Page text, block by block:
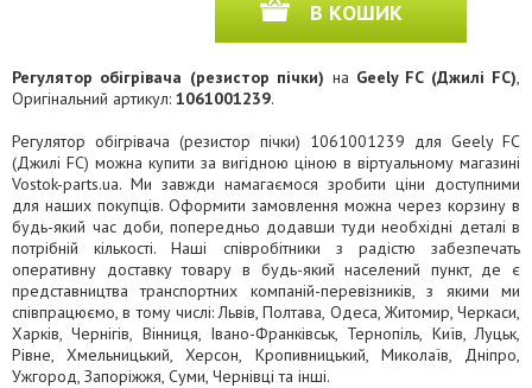
В КОШИК
Регулятор обігрівача (резистор пічки) на Geely FC (Джилі FC),
Оригінальний артикул: 1061001239.
Регулятор обігрівача (резистор пічки) 1061001239 для Geely FC
(Джилі FC) можна купити за вигідною ціною в віртуальному магазині
Vostok-parts.ua. Ми завжди намагаємося зробити ціни доступними
для наших покупців. Оформити замовлення можна через корзину в
будь-який час доби, попередньо додавши туди необхідні деталі в
потрібній кількості. Наші співробітники з радістю забезпечать
оперативну доставку товару в будь-який населений пункт, де є
представництва транспортних компаній-перевізників, з якими ми
співпрацюємо, в тому числі: Львів, Полтава, Одеса, Житомир, Черкаси,
Харків, Чернігів, Вінниця, Івано-Франківськ, Тернопіль, Київ, Луцьк,
Рівне, Хмельницький, Херсон, Кропивницький, Миколаїв, Дніпро,
Ужгород, Запоріжжя, Суми, Чернівці та інші.